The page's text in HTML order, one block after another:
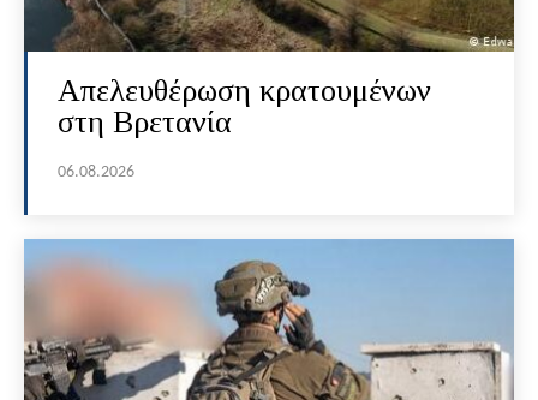
Απελευθέρωση κρατουμένων
στη Βρετανία
06.08.2026